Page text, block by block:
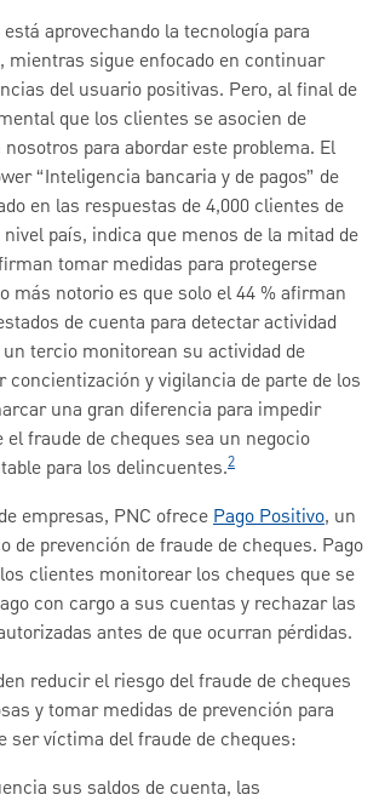
aprovechando la tecnología para
mientras sigue enfocado en continuar
del usuario positivas. Pero, al final de
que los clientes se asocien de
para abordar este problema. El
“Inteligencia bancaria y de pagos” de
en las respuestas de 4,000 clientes de
país, indica que menos de la mitad de
tomar medidas para protegerse
más notorio es que solo el 44 % afirman
de cuenta para detectar actividad
tercio monitorean su actividad de
concientización y vigilancia de parte de los
una gran diferencia para impedir
el fraude de cheques sea un negocio
para los delincuentes.2
empresas, PNC ofrecePago Positivo, un
de prevención de fraude de cheques. Pago
clientes monitorear los cheques que se
con cargo a sus cuentas y rechazar las
antes de que ocurran pérdidas.
reducir el riesgo del fraude de cheques
y tomar medidas de prevención para
ser víctima del fraude de cheques:
sus saldos de cuenta, las